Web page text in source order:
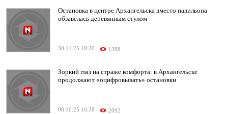
Остановка в центре Архангельска вместо павильона
обзавелась деревянным стулом
30.11.25 19:20 1388
Зоркий глаз на страже комфорта: в Архангельске
продолжают «оцифровывать» остановки
08.10.25 16:38 2092